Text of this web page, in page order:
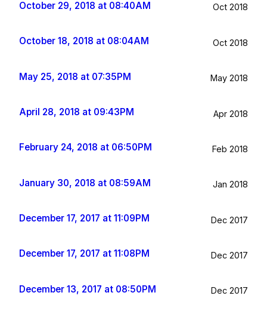
October 29, 2018 at 08:40AM Oct 2018
October 18, 2018 at 08:04AM Oct 2018
May 25, 2018 at 07:35PM May 2018
April 28, 2018 at 09:43PM Apr 2018
February 24, 2018 at 06:50PM Feb 2018
January 30, 2018 at 08:59AM Jan 2018
December 17, 2017 at 11:09PM Dec 2017
December 17, 2017 at 11:08PM Dec 2017
December 13, 2017 at 08:50PM Dec 2017